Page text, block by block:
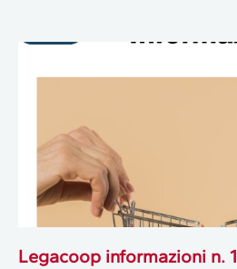
Legacoop informazioni n. 1